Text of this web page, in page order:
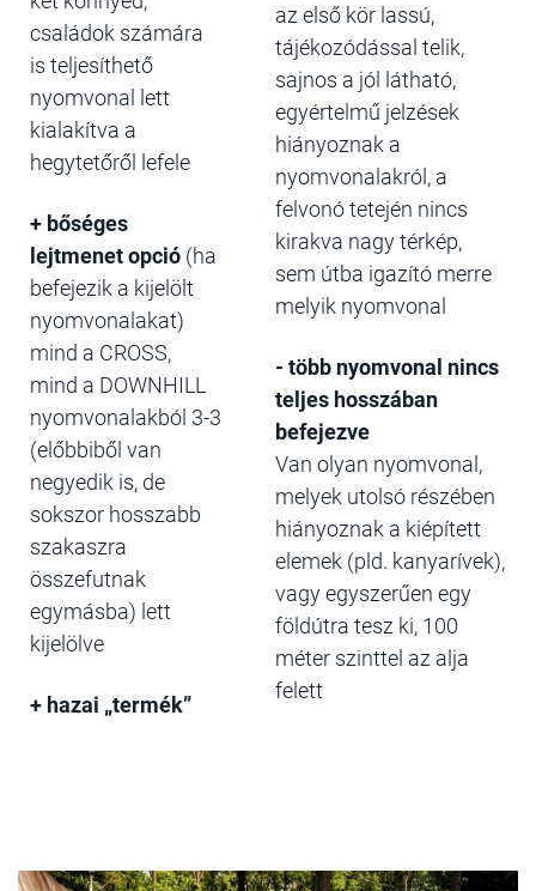
családok számára
is teljesíthető
nyomvonal lett
kialakítva a
hegytetőről lefele
+ bőséges
lejtmenet opció (ha
befejezik a kijelölt
nyomvonalakat)
mind a CROSS,
mind a DOWNHILL
nyomvonalakból 3-3
(előbbiből van
negyedik is, de
sokszor hosszabb
szakaszra
összefutnak
egymásba) lett
kijelölve
+ hazai „termék”
az első kör lassú,
tájékozódással telik,
sajnos a jól látható,
egyértelmű jelzések
hiányoznak a
nyomvonalakról, a
felvonó tetején nincs
kirakva nagy térkép,
sem útba igazító merre
melyik nyomvonal
- több nyomvonal nincs
teljes hosszában
befejezve
Van olyan nyomvonal,
melyek utolsó részében
hiányoznak a kiépített
elemek (pld. kanyarívek),
vagy egyszerűen egy
földútra tesz ki, 100
méter szinttel az alja
felett